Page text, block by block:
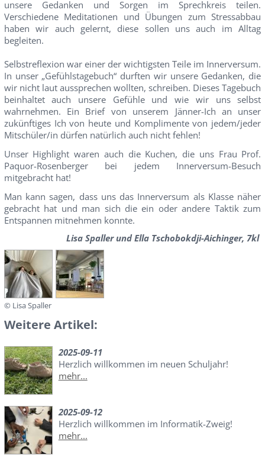
unsere Gedanken und Sorgen im Sprechkreis teilen.
Verschiedene Meditationen und Übungen zum Stressabbau
haben wir auch gelernt, diese sollen uns auch im Alltag
begleiten.
Selbstreflexion war einer der wichtigsten Teile im Innerversum.
In unser „Gefühlstagebuch“ durften wir unsere Gedanken, die
wir nicht laut aussprechen wollten, schreiben. Dieses Tagebuch
beinhaltet auch unsere Gefühle und wie wir uns selbst
wahrnehmen. Ein Brief von unserem Jänner-Ich an unser
zukünftiges Ich von heute und Komplimente von jedem/jeder
Mitschüler/in dürfen natürlich auch nicht fehlen!
Unser Highlight waren auch die Kuchen, die uns Frau Prof.
Paquor-Rosenberger bei jedem Innerversum-Besuch
mitgebracht hat!
Man kann sagen, dass uns das Innerversum als Klasse näher
gebracht hat und man sich die ein oder andere Taktik zum
Entspannen mitnehmen konnte.
Lisa Spaller und Ella Tschobokdji-Aichinger, 7kl
© Lisa Spaller
Weitere Artikel:
2025-09-11
Herzlich willkommen im neuen Schuljahr!
mehr...
2025-09-12
Herzlich willkommen im Informatik-Zweig!
mehr...